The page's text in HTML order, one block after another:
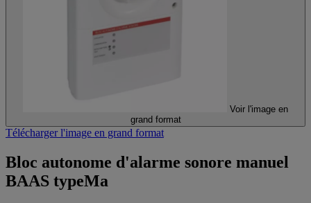
Voir l'image en
grand format
Télécharger l'image en grand format
Bloc autonome d'alarme sonore manuel
BAAS typeMa